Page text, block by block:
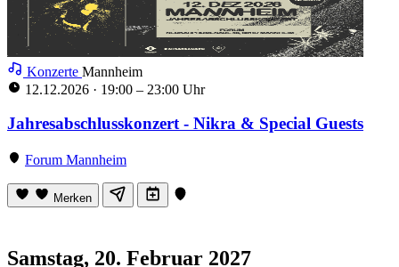
Konzerte Mannheim
12.12.2026 · 19:00 – 23:00 Uhr
Jahresabschlusskonzert - Nikra & Special Guests
Forum Mannheim
Merken
Samstag, 20. Februar 2027